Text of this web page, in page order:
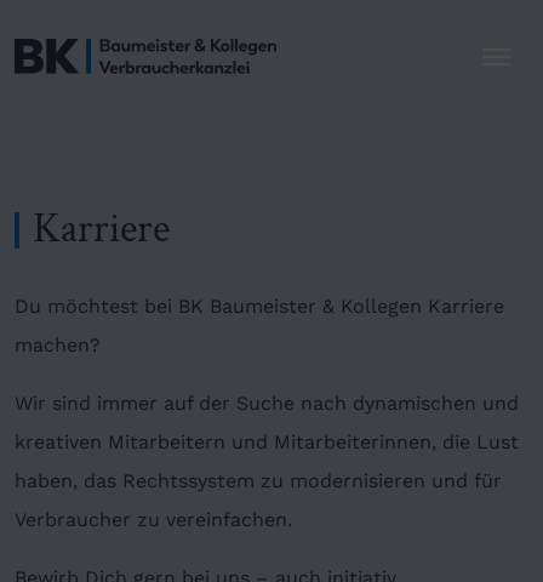
Karriere
Du möchtest bei BK Baumeister & Kollegen Karriere
machen?
Wir sind immer auf der Suche nach dynamischen und
kreativen Mitarbeitern und Mitarbeiterinnen, die Lust
haben, das Rechtssystem zu modernisieren und für
Verbraucher zu vereinfachen.